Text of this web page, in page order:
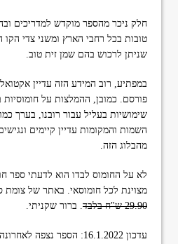
חלק ניכר מהספר מוקדש למדריכים
טובות בכל רחבי הארץ ומשני צדי הקו
שניתן לרכוש בהם שמן זית טוב.
במפתיע, רוב המידע הזה עדיין
פורסם. כמובן, ההמלצות על חומוסיות
השמות והמקומות עדיין קיימים
מהבלוג הזה.
לא על החומוס לבדו הוא לדעתי ספר
מצוינת לכל חומוסאי. באתר של צומת
29.90 ש"ח בלבד
. ברור שקניתי.
עדכון 16.1.2022: הספר נצפה לאחרונה במחיר של 45 ש"ח